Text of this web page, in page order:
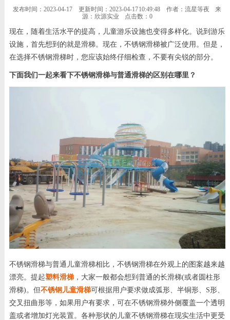
发布时间：2023-04-17 更新时间：2023-04-17 10:49:48 作者：流星等夜
来
源：欣源实业
点击数：0
现在，随着生活水平的提高，儿童游乐设施也变得多样化。说到游乐
设施，首先想到的就是滑梯。现在，不锈钢滑梯被广泛使用。但是，
在选择不锈钢滑梯时，您应该始终仔细检查，不要有尖锐的部分。
下面我们一起来看下不锈钢滑梯与普通滑梯的区别在哪里？
不锈钢滑梯与普通儿童滑梯相比，不锈钢滑梯在外观上的图案越来越
漂亮。提起塑料滑梯，大家一般都会想到普通的长滑梯(或者圆柱形
滑梯)。但不锈钢儿童滑梯可根据用户要求做成弧形、半铜形、S形、
交叉扭曲形等，如果用户有要求，可在不锈钢滑梯外侧覆盖一个透明
盖或者增加灯光装置。各种形状的儿童不锈钢滑梯在现实生活中更受